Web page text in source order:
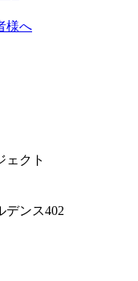
様へ
ェクト
デンス402